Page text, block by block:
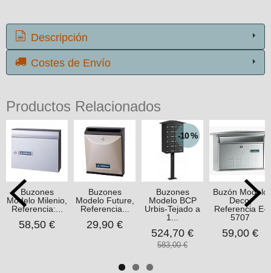
Descripción
Costes de Envío
Productos Relacionados
Buzones
Modelo Milenio,
Referencia:...
58,50 €
Buzones
Modelo Future,
Referencia...
29,90 €
-10 %
Buzones
Modelo BCP
Urbis-Tejado a
1...
524,70 €
583,00 €
Buzón Modelo
Deco,
Referencia E-
5707
59,00 €